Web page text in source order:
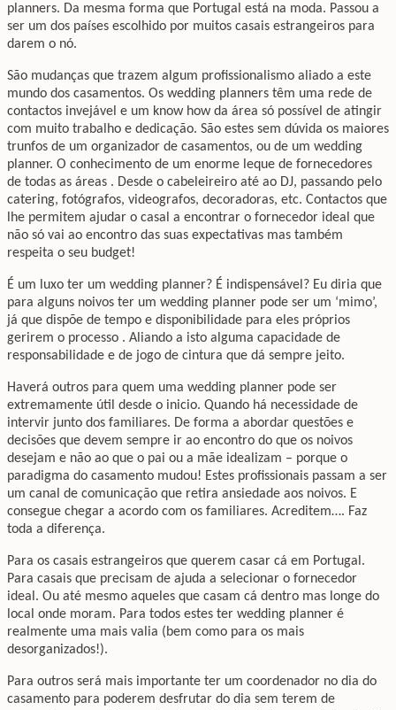
planners. Da mesma forma que Portugal está na moda. Passou a
ser um dos países escolhido por muitos casais estrangeiros para
darem o nó.
São mudanças que trazem algum profissionalismo aliado a este
mundo dos casamentos. Os wedding planners têm uma rede de
contactos invejável e um know how da área só possível de atingir
com muito trabalho e dedicação. São estes sem dúvida os maiores
trunfos de um organizador de casamentos, ou de um wedding
planner. O conhecimento de um enorme leque de fornecedores
de todas as áreas . Desde o cabeleireiro até ao DJ, passando pelo
catering, fotógrafos, videografos, decoradoras, etc. Contactos que
lhe permitem ajudar o casal a encontrar o fornecedor ideal que
não só vai ao encontro das suas expectativas mas também
respeita o seu budget!
É um luxo ter um wedding planner? É indispensável? Eu diria que
para alguns noivos ter um wedding planner pode ser um ‘mimo’,
já que dispõe de tempo e disponibilidade para eles próprios
gerirem o processo . Aliando a isto alguma capacidade de
responsabilidade e de jogo de cintura que dá sempre jeito.
Haverá outros para quem uma wedding planner pode ser
extremamente útil desde o inicio. Quando há necessidade de
intervir junto dos familiares. De forma a abordar questões e
decisões que devem sempre ir ao encontro do que os noivos
desejam e não ao que o pai ou a mãe idealizam – porque o
paradigma do casamento mudou! Estes profissionais passam a ser
um canal de comunicação que retira ansiedade aos noivos. E
consegue chegar a acordo com os familiares. Acreditem…. Faz
toda a diferença.
Para os casais estrangeiros que querem casar cá em Portugal.
Para casais que precisam de ajuda a selecionar o fornecedor
ideal. Ou até mesmo aqueles que casam cá dentro mas longe do
local onde moram. Para todos estes ter wedding planner é
realmente uma mais valia (bem como para os mais
desorganizados!).
Para outros será mais importante ter um coordenador no dia do
casamento para poderem desfrutar do dia sem terem de